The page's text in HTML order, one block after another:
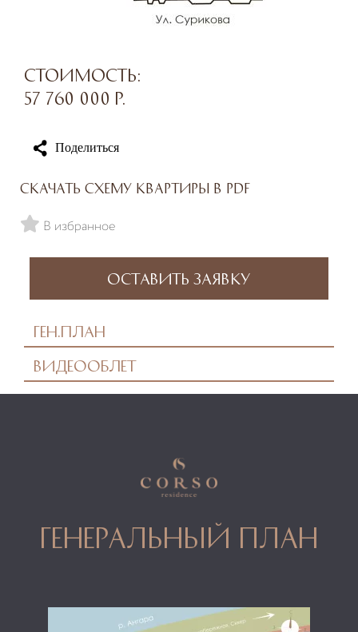
Стоимость:
57 760 000 р.
Поделиться
Скачать схему квартиры в PDF
В избранное
Оставить заявку
Ген.план
Видеооблет
генеральный план